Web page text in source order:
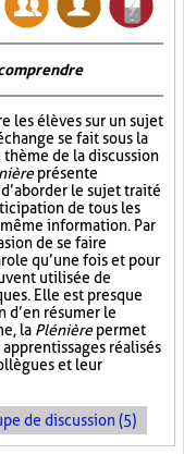
les élèves sur un sujet
se fait sous la
de la discussion
présente
le sujet traité
de tous les
information. Par
de se faire
qu’une fois et pour
utilisée de
Elle est presque
d’en résumer le
la Plénièrepermet
réalisés
et leur
de discussion (5)